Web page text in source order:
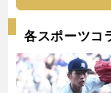
各スポーツコ